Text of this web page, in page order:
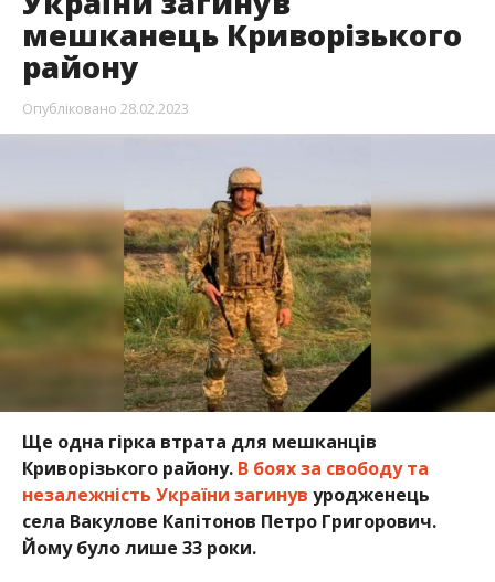
мешканець Криворізького
району
Опубліковано 28.02.2023
Ще одна гірка втрата для мешканців
Криворізького району. В боях за свободу та
незалежність України загинув уродженець
села Вакулове Капітонов Петро Григорович.
Йому було лише 33 роки.